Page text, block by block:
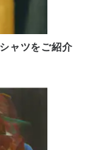
ャツをご紹介